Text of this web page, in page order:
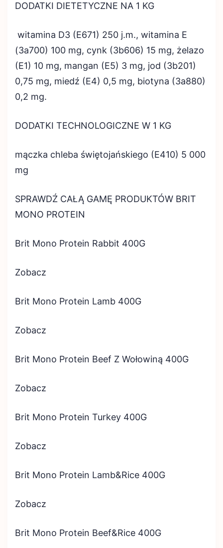
DODATKI DIETETYCZNE NA 1 KG
witamina D3 (E671) 250 j.m., witamina E
(3a700) 100 mg, cynk (3b606) 15 mg, żelazo
(E1) 10 mg, mangan (E5) 3 mg, jod (3b201)
0,75 mg, miedź (E4) 0,5 mg, biotyna (3a880)
0,2 mg.
DODATKI TECHNOLOGICZNE W 1 KG
mączka chleba świętojańskiego (E410) 5 000
mg
SPRAWDŹ CAŁĄ GAMĘ PRODUKTÓW BRIT
MONO PROTEIN
Brit Mono Protein Rabbit 400G
Zobacz
Brit Mono Protein Lamb 400G
Zobacz
Brit Mono Protein Beef Z Wołowiną 400G
Zobacz
Brit Mono Protein Turkey 400G
Zobacz
Brit Mono Protein Lamb&Rice 400G
Zobacz
Brit Mono Protein Beef&Rice 400G